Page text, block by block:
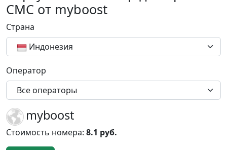
СМС от myboost
Страна
Индонезия
Оператор
Все операторы
myboost
Стоимость номера: 8.1 руб.